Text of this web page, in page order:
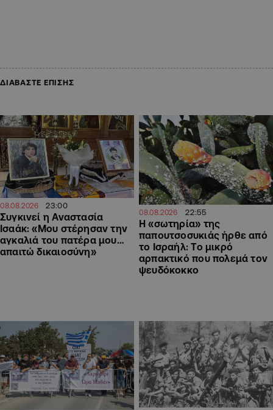
ΔΙΑΒΑΣΤΕ ΕΠΙΣΗΣ
08.08.2026 23:00
Συγκινεί η Αναστασία
Ισαάκ: «Μου στέρησαν την
αγκαλιά του πατέρα μου…
απαιτώ δικαιοσύνη»
08.08.2026 22:55
Η «σωτηρία» της
παπουτσοσυκιάς ήρθε από
το Ισραήλ: Το μικρό
αρπακτικό που πολεμά τον
ψευδόκοκκο